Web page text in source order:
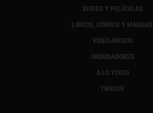
SERIES Y PELÍCULAS
LIBROS, CÓMICS Y MANGAS
VIDEOJUEGOS
ORDENADORES
A LO YOIGO
TRUCOS